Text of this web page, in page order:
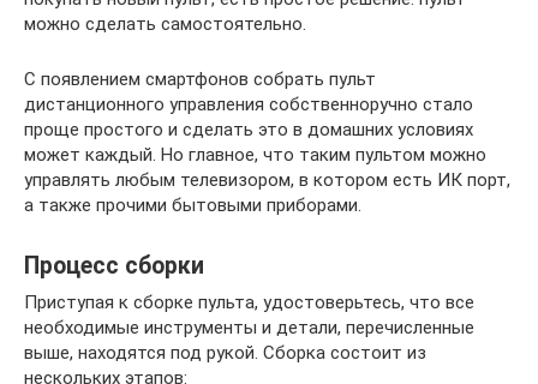
можно сделать самостоятельно.
С появлением смартфонов собрать пульт
дистанционного управления собственноручно стало
проще простого и сделать это в домашних условиях
может каждый. Но главное, что таким пультом можно
управлять любым телевизором, в котором есть ИК порт,
а также прочими бытовыми приборами.
Процесс сборки
Приступая к сборке пульта, удостоверьтесь, что все
необходимые инструменты и детали, перечисленные
выше, находятся под рукой. Сборка состоит из
нескольких этапов: